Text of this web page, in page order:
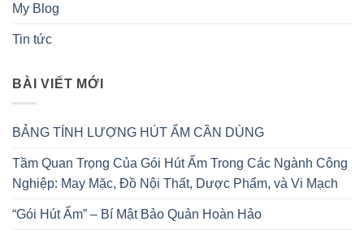
My Blog
Tin tức
BÀI VIẾT MỚI
BẢNG TÍNH LƯỢNG HÚT ẨM CẦN DÙNG
Tầm Quan Trọng Của Gói Hút Ẩm Trong Các Ngành Công
Nghiệp: May Mặc, Đồ Nội Thất, Dược Phẩm, và Vi Mạch
“Gói Hút Ẩm” – Bí Mật Bảo Quản Hoàn Hảo